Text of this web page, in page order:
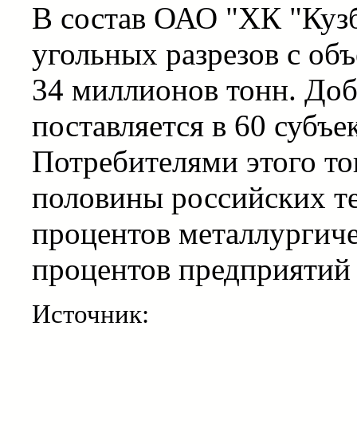
В состав ОАО "ХК
угольных разрезов с
34 миллионов тонн.
поставляется в 60
Потребителями этого
половины российских
процентов
процентов
Источник: